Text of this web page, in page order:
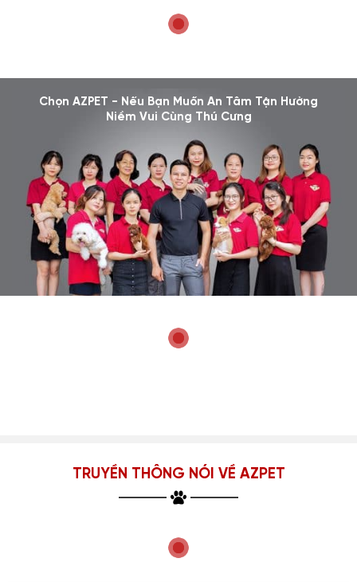
Chọn AZPET - Nếu Bạn Muốn An Tâm Tận Hưởng
Niềm Vui Cùng Thú Cưng
TRUYỀN THÔNG NÓI VỀ AZPET